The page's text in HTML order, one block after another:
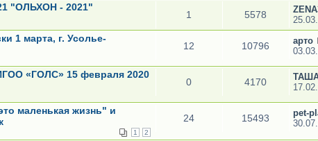
"ОЛЬХОН - 2021"
1 5578
1 марта, г. Усолье-
12 10796
арто
«ГОЛС» 15 февраля 2020
0 4170
маленькая жизнь" и
1 2
24 15493
pet-